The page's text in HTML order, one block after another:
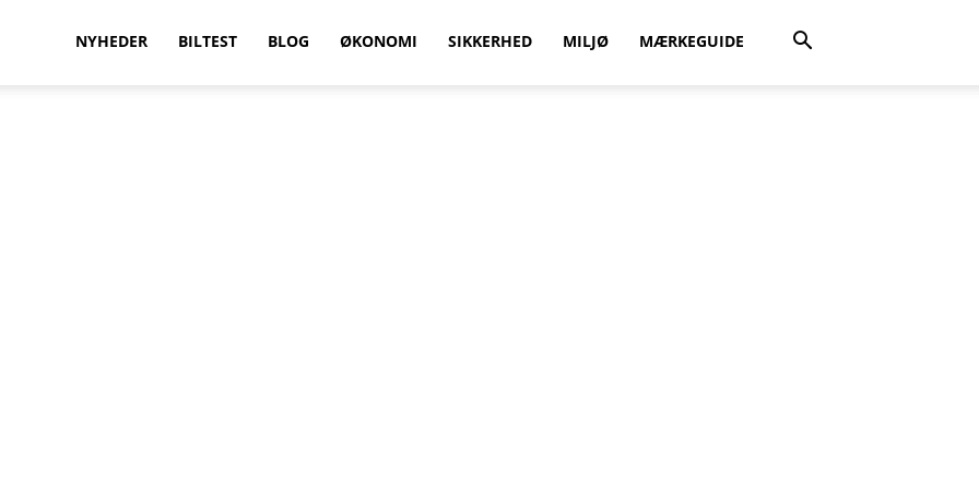
NYHEDER BILTEST BLOG ØKONOMI SIKKERHED MILJØ MÆRKEGUIDE